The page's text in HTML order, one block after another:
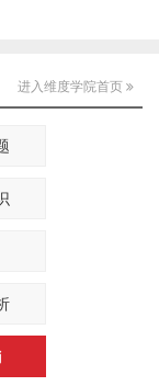
进入维度学院首页